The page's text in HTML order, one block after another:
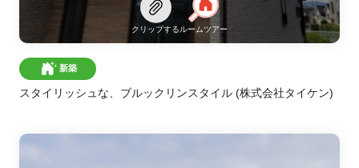
クリップするルームツアー
新築
スタイリッシュな、ブルックリンスタイル (株式会社タイケン)